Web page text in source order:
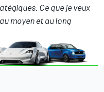
Ce que je veux
moyen et au long